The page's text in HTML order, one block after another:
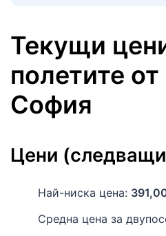
Текущи
полетите от
София
Цени
Най-ниска цена:
Средна цена за